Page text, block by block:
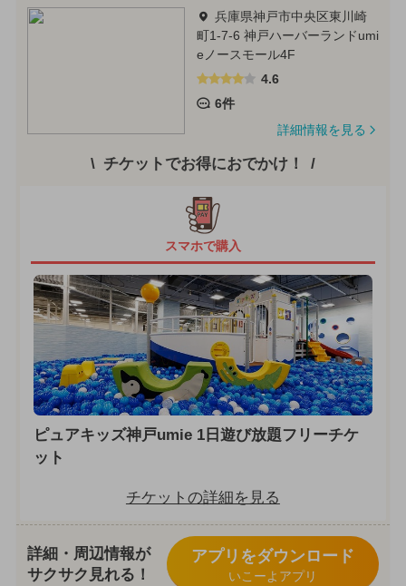
兵庫県神戸市中央区東川崎
町1-7-6 神戸ハーバーランドumi
eノースモール4F
4.6
6件
詳細情報を見る
チケットでお得におでかけ！
スマホで購入
ピュアキッズ神戸umie 1日遊び放題フリーチケ
ット
チケットの詳細を見る
詳細・周辺情報が
サクサク見れる！
アプリをダウンロード
いこーよアプリ